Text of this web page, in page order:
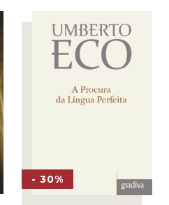
14,99 €.10,49 €.
- 30%